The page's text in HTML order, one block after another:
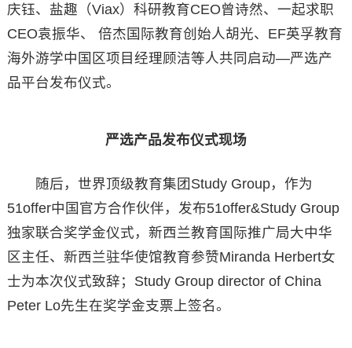
庆钰、盐趣（Viax）科研教育CEO曾诗然、一起求职
CEO袁振华、 倍杰国际教育创始人胡光、EF英孚教育
海外游学中国区项目经理顾洁等人共同启动—严选产
品平台发布仪式。
严选产品发布仪式现场
随后，世界顶级教育集团Study Group，作为
51offer中国官方合作伙伴，发布51offer&Study Group
独家联合奖学金仪式，新西兰教育国际推广局大中华
区主任、新西兰驻华使馆教育参赞Miranda Herbert女
士为本次仪式致辞；Study Group director of China
Peter Lo先生在奖学金支票上签名。